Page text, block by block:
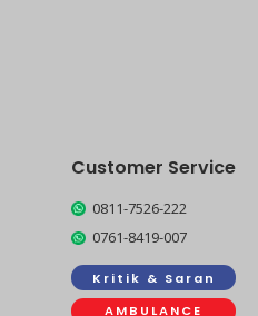
Customer Service
0811-7526-222
0761-8419-007
Kritik & Saran
AMBULANCE